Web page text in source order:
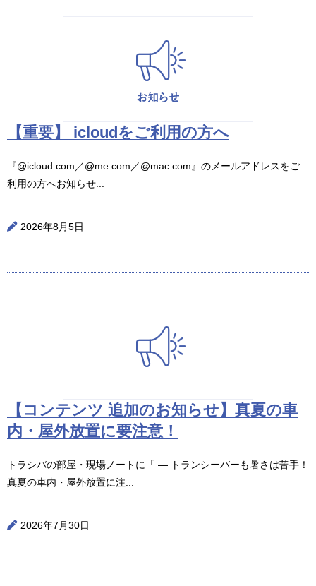
【重要】 icloudをご利用の方へ
『@icloud.com／@me.com／@mac.com』のメールアドレスをご
利用の方へお知らせ...
2026年8月5日
【コンテンツ 追加のお知らせ】真夏の車
内・屋外放置に要注意！
トラシバの部屋・現場ノートに「 ― トランシーバーも暑さは苦手！
真夏の車内・屋外放置に注...
2026年7月30日